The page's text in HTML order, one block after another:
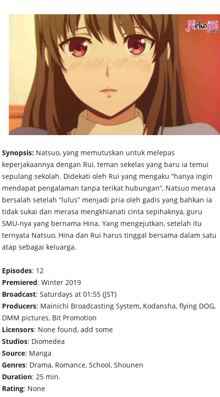
Synopsis: Natsuo, yang memutuskan untuk melepas
keperjakaannya dengan Rui, teman sekelas yang baru ia temui
sepulang sekolah. Didekati oleh Rui yang mengaku “hanya ingin
mendapat pengalaman tanpa terikat hubungan”, Natsuo merasa
bersalah setelah “lulus” menjadi pria oleh gadis yang bahkan ia
tidak sukai dan merasa mengkhianati cinta sepihaknya, guru
SMU-nya yang bernama Hina. Yang mengejutkan, setelah itu
ternyata Natsuo, Hina dan Rui harus tinggal bersama dalam satu
atap sebagai keluarga.
Episodes: 12
Premiered: Winter 2019
Broadcast: Saturdays at 01:55 (JST)
Producers: Mainichi Broadcasting System, Kodansha, flying DOG,
DMM pictures, Bit Promotion
Licensors: None found, add some
Studios: Diomedea
Source: Manga
Genres: Drama, Romance, School, Shounen
Duration: 25 min.
Rating: None